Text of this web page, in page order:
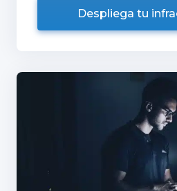
Despliega tu